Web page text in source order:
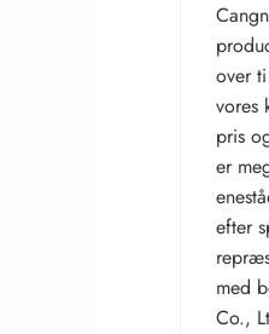
over
vores
pris
er
efter
med
Co.,